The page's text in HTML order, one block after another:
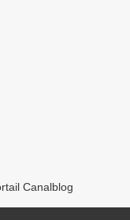
Canalblog